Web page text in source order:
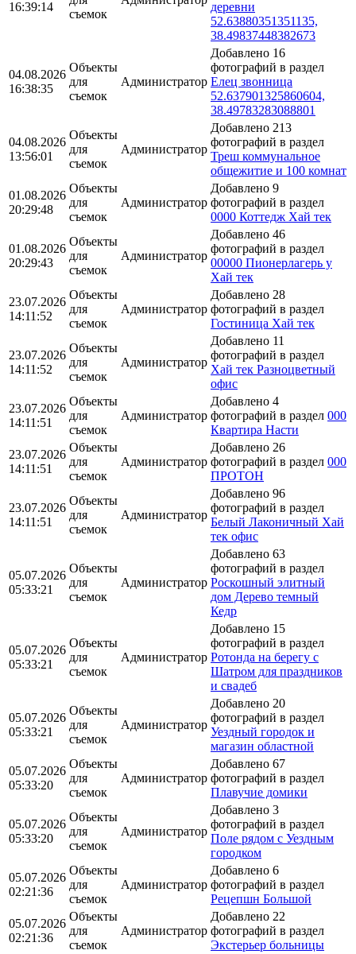
16:39:14
съемок
деревни
52.63880351351135,
38.49837448382673
04.08.2026
16:38:35
Объекты
для
съемок
Администратор
Добавлено 16
фотографий в раздел
Елец звонница
52.637901325860604,
38.49783283088801
04.08.2026
13:56:01
Объекты
для
съемок
Администратор
Добавлено 213
фотографий в раздел
Треш коммунальное
общежитие и 100 комнат
01.08.2026
20:29:48
Объекты
для
съемок
Администратор
Добавлено 9
фотографий в раздел
0000 Коттедж Хай тек
01.08.2026
20:29:43
Объекты
для
съемок
Администратор
Добавлено 46
фотографий в раздел
00000 Пионерлагерь у
Хай тек
23.07.2026
14:11:52
Объекты
для
съемок
Администратор
Добавлено 28
фотографий в раздел
Гостиница Хай тек
23.07.2026
14:11:52
Объекты
для
съемок
Администратор
Добавлено 11
фотографий в раздел
Хай тек Разноцветный
офис
23.07.2026
14:11:51
Объекты
для
съемок
Администратор
Добавлено 4
фотографий в раздел 000
Квартира Насти
23.07.2026
14:11:51
Объекты
для
съемок
Администратор
Добавлено 26
фотографий в раздел 000
ПРОТОН
23.07.2026
14:11:51
Объекты
для
съемок
Администратор
Добавлено 96
фотографий в раздел
Белый Лаконичный Хай
тек офис
05.07.2026
05:33:21
Объекты
для
съемок
Администратор
Добавлено 63
фотографий в раздел
Роскошный элитный
дом Дерево темный
Кедр
05.07.2026
05:33:21
Объекты
для
съемок
Администратор
Добавлено 15
фотографий в раздел
Ротонда на берегу с
Шатром для праздников
и свадеб
05.07.2026
05:33:21
Объекты
для
съемок
Администратор
Добавлено 20
фотографий в раздел
Уездный городок и
магазин областной
05.07.2026
05:33:20
Объекты
для
съемок
Администратор
Добавлено 67
фотографий в раздел
Плавучие домики
05.07.2026
05:33:20
Объекты
для
съемок
Администратор
Добавлено 3
фотографий в раздел
Поле рядом с Уездным
городком
05.07.2026
02:21:36
Объекты
для
съемок
Администратор
Добавлено 6
фотографий в раздел
Рецепшн Большой
05.07.2026
02:21:36
Объекты
для
съемок
Администратор
Добавлено 22
фотографий в раздел
Экстерьер больницы